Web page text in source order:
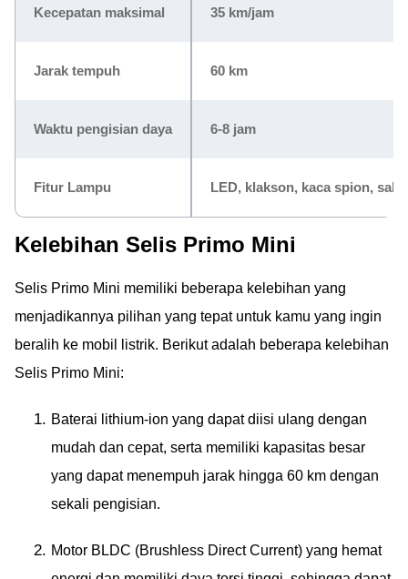
Kecepatan maksimal 35 km/jam
Jarak tempuh 60 km
Waktu pengisian daya 6-8 jam
Fitur Lampu LED, klakson, kaca spion,
Kelebihan Selis Primo Mini
Selis Primo Mini memiliki beberapa kelebihan yang
menjadikannya pilihan yang tepat untuk kamu yang ingin
beralih ke mobil listrik. Berikut adalah beberapa kelebihan
Selis Primo Mini:
Baterai lithium-ion yang dapat diisi ulang dengan
mudah dan cepat, serta memiliki kapasitas besar
yang dapat menempuh jarak hingga 60 km dengan
sekali pengisian.
Motor BLDC (Brushless Direct Current) yang hemat